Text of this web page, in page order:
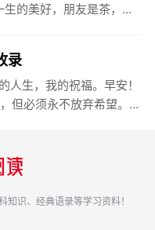
的美好，朋友是茶，品
录
人生，我的祝福。早安！
但必须永不放弃希望。早
知识、经典语录等学习资料！